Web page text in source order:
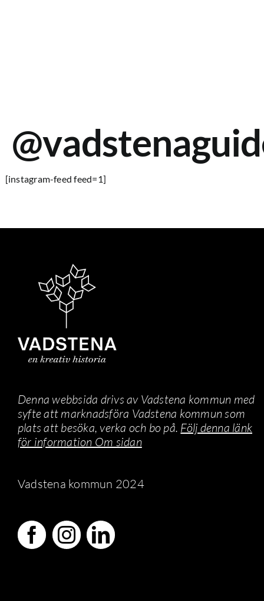
[instagram-feed feed=1]
Denna webbsida drivs av Vadstena kommun med
syfte att marknadsföra Vadstena kommun som
plats att besöka, verka och bo på. Följ denna länk
för information Om sidan
Vadstena kommun 2024
Facebook
InstagramLinkedIn